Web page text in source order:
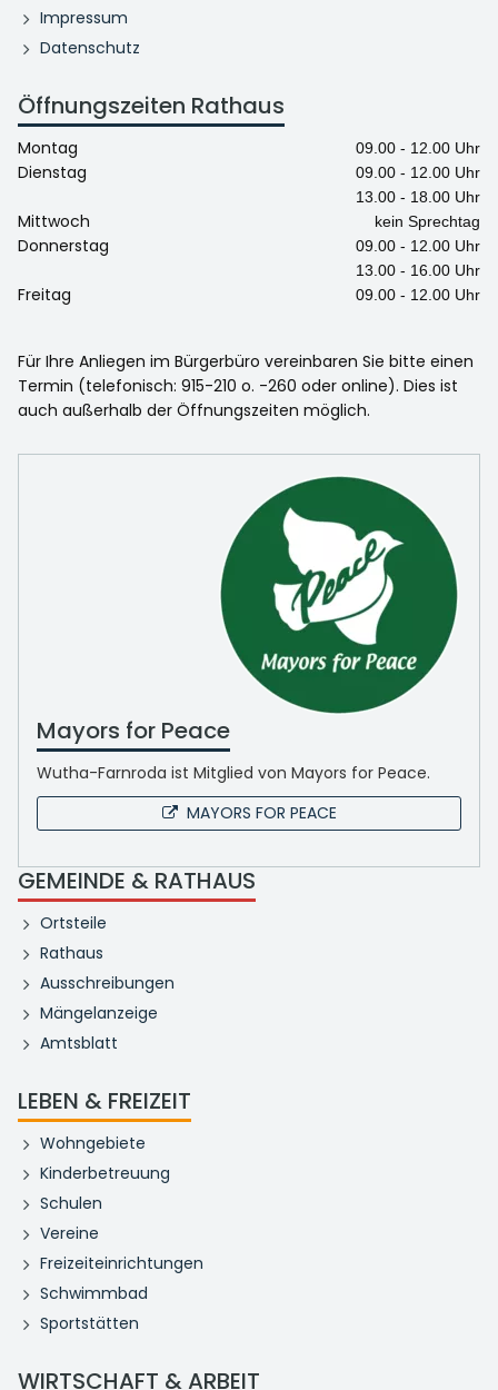
Impressum
Datenschutz
Öffnungszeiten Rathaus
Montag 09.00 - 12.00 Uhr
Dienstag
09.00 - 12.00 Uhr
13.00 - 18.00 Uhr
Mittwoch kein Sprechtag
Donnerstag
09.00 - 12.00 Uhr
13.00 - 16.00 Uhr
Freitag 09.00 - 12.00 Uhr
Für Ihre Anliegen im Bürgerbüro vereinbaren Sie bitte einen
Termin (telefonisch: 915-210 o. -260 oder online). Dies ist
auch außerhalb der Öffnungszeiten möglich.
Mayors for Peace
Wutha-Farnroda ist Mitglied von Mayors for Peace.
MAYORS FOR PEACE
GEMEINDE & RATHAUS
Ortsteile
Rathaus
Ausschreibungen
Mängelanzeige
Amtsblatt
LEBEN & FREIZEIT
Wohngebiete
Kinderbetreuung
Schulen
Vereine
Freizeiteinrichtungen
Schwimmbad
Sportstätten
WIRTSCHAFT & ARBEIT